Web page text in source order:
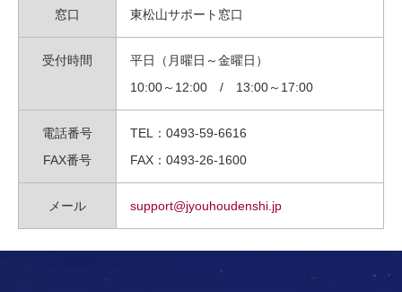
窓口 東松山サポート窓口
受付時間
平日（月曜日～金曜日）
10:00～12:00 / 13:00～17:00
電話番号
FAX番号
TEL：0493-59-6616
FAX：0493-26-1600
メール support@jyouhoudenshi.jp